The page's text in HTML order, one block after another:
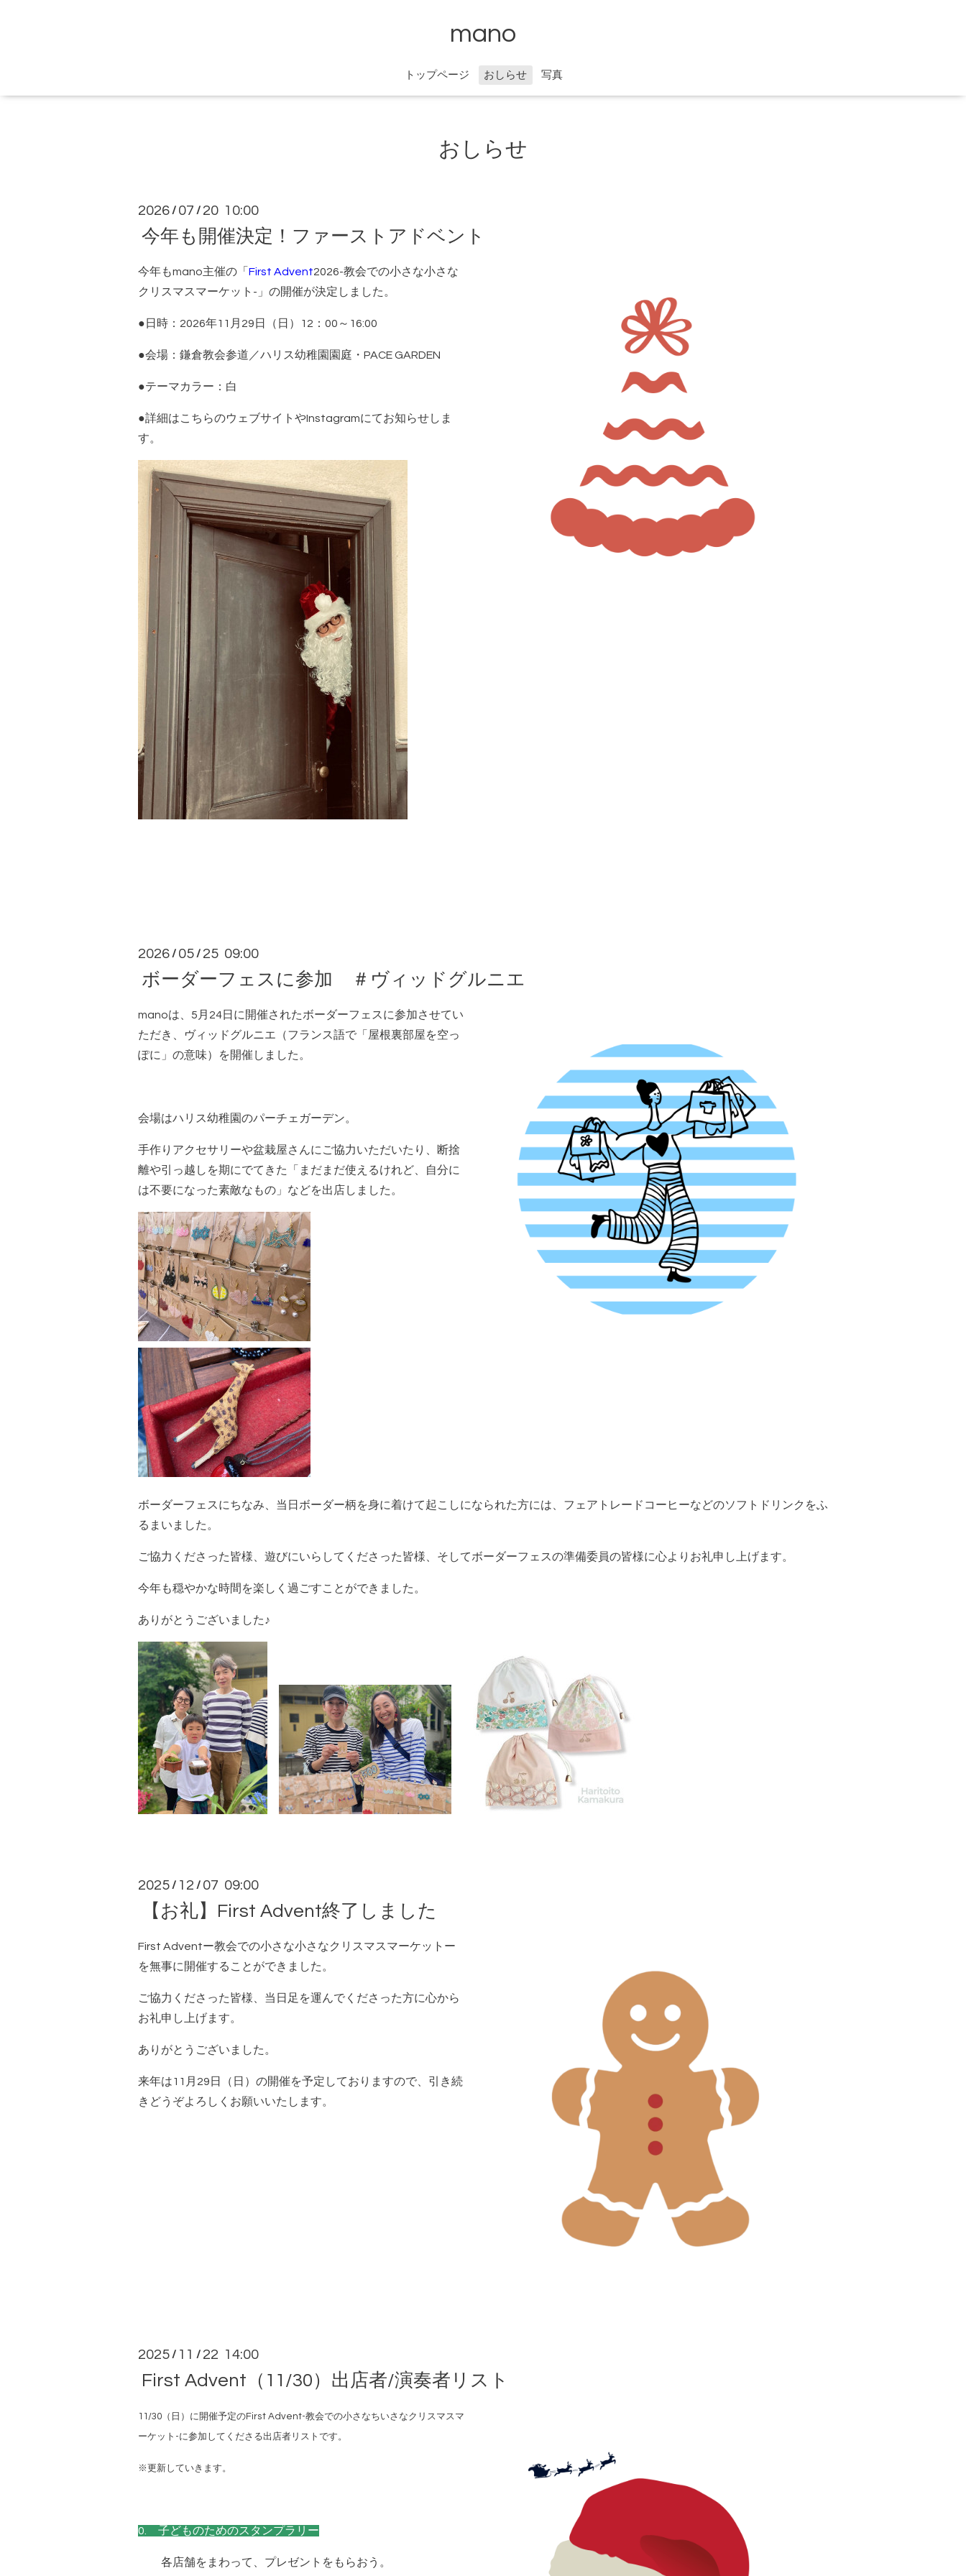
mano
トップページ おしらせ 写真
おしらせ
2026 / 07 / 20 10:00
今年も開催決定！ファーストアドベント
今年もmano主催の「 First Advent2026-教会での小さな小さな
クリスマスマーケット-」の開催が決定しました。
●日時：2026年11月29日（日）12：00～16:00
●会場：鎌倉教会参道／ハリス幼稚園園庭・PACE GARDEN
●テーマカラー：白
●詳細はこちらのウェブサイトやInstagramにてお知らせしま
す。
2026 / 05 / 25 09:00
ボーダーフェスに参加 ＃ヴィッドグルニエ
manoは、5月24日に開催されたボーダーフェスに参加させてい
ただき、ヴィッドグルニエ（フランス語で「屋根裏部屋を空っ
ぽに」の意味）を開催しました。
会場はハリス幼稚園のパーチェガーデン。
手作りアクセサリーや盆栽屋さんにご協力いただいたり、断捨
離や引っ越しを期にでてきた「まだまだ使えるけれど、自分に
は不要になった素敵なもの」などを出店しました。
ボーダーフェスにちなみ、当日ボーダー柄を身に着けて起こしになられた方には、フェアトレードコーヒーなどのソフトドリンクをふ
るまいました。
ご協力くださった皆様、遊びにいらしてくださった皆様、そしてボーダーフェスの準備委員の皆様に心よりお礼申し上げます。
今年も穏やかな時間を楽しく過ごすことができました。
ありがとうございました♪
2025 / 12 / 07 09:00
【お礼】First Advent終了しました
First Adventー教会での小さな小さなクリスマスマーケットー
を無事に開催することができました。
ご協力くださった皆様、当日足を運んでくださった方に心から
お礼申し上げます。
ありがとうございました。
来年は11月29日（日）の開催を予定しておりますので、引き続
きどうぞよろしくお願いいたします。
2025 / 11 / 22 14:00
First Advent（11/30）出店者/演奏者リスト
11/30（日）に開催予定のFirst Advent-教会での小さなちいさなクリスマスマ
ーケット-に参加してくださる出店者リストです。
※更新していきます。
0. 子どものためのスタンプラリー
各店舗をまわって、プレゼントをもらおう。